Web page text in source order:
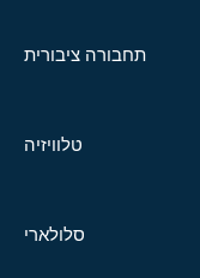
תחבורה ציבורית
טלוויזיה
סלולארי